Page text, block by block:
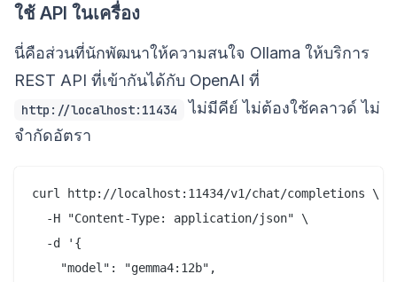
ใช้ API ในเครื่อง
นี่คือส่วนที่นักพัฒนาให้ความสนใจ Ollama ให้บริการ
REST API ที่เข้ากันได้กับ OpenAI ที่
http://localhost:11434
ไม่มีคีย์ ไม่ต้องใช้คลาวด์ ไม่
จำกัดอัตรา
curl http://localhost:11434/v1/chat/completions \
  -H "Content-Type: application/json" \
  -d '{
    "model": "gemma4:12b",